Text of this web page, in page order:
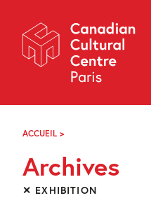
Navigation
About
Programming
Off-Site
Explore
i
FR
ACCUEIL >
Archives
✕ EXHIBITION